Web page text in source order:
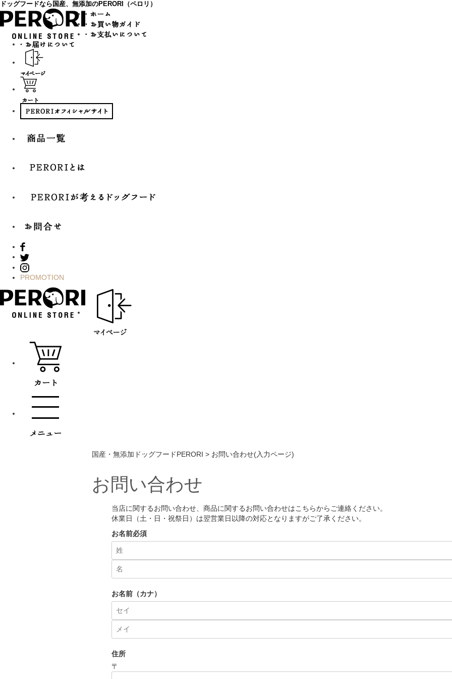
ドッグフードなら国産、無添加のPERORI（ペロリ）
PROMOTION
国産・無添加ドッグフードPERORI お問い合わせ(入力ページ)
お問い合わせ
当店に関するお問い合わせ、商品に関するお問い合わせはこちらからご連絡ください。
休業日（土・日・祝祭日）は翌営業日以降の対応となりますがご了承ください。
お名前必須
お名前（カナ）
住所
〒